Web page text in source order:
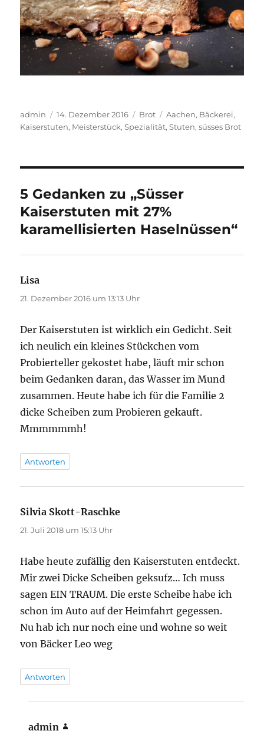
Autor
admin
Veröffentlicht
am
14. Dezember 2016 Kategorien
Brot Schlagwörter
Aachen, Bäckerei,
Kaiserstuten, Meisterstück,Spezialität,Stuten,süsses Brot
5 Gedanken zu „Süsser
Kaiserstuten mit 27%
karamellisierten Haselnüssen“
Lisa
21. Dezember 2016 um 13:13 Uhr
Der Kaiserstuten ist wirklich ein Gedicht. Seit
ich neulich ein kleines Stückchen vom
Probierteller gekostet habe, läuft mir schon
beim Gedanken daran, das Wasser im Mund
zusammen. Heute habe ich für die Familie 2
dicke Scheiben zum Probieren gekauft.
Mmmmmmh!
Antworten
Silvia Skott-Raschke
21. Juli 2018 um 15:13 Uhr
Habe heute zufällig den Kaiserstuten entdeckt.
Mir zwei Dicke Scheiben geksufz… Ich muss
sagen EIN TRAUM. Die erste Scheibe habe ich
schon im Auto auf der Heimfahrt gegessen.
Nu hab ich nur noch eine und wohne so weit
von Bäcker Leo weg
Antworten
admin